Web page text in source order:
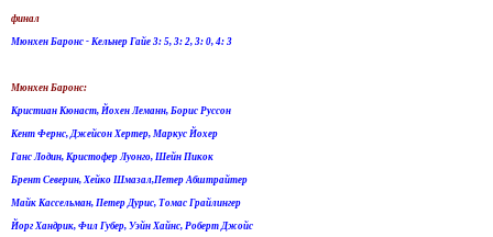
финал
Мюнхен Баронс - Кельнер Гайе 3: 5, 3: 2, 3: 0, 4: 3
Мюнхен Баронс:
Кристиан Кюнаст, Йохен Леманн, Борис Руссон
Кент Фернс, Джейсон Хертер, Маркус Йохер
Ганс Лодин, Кристофер Луонго, Шейн Пикок
Брент Северин, Хейко Шмазал,Петер Абштрайтер
Майк Кассельман, Петер Дурис, Томас Грайлингер
Йорг Хандрик, Фил Губер, Уэйн Хайнс, Роберт Джойс